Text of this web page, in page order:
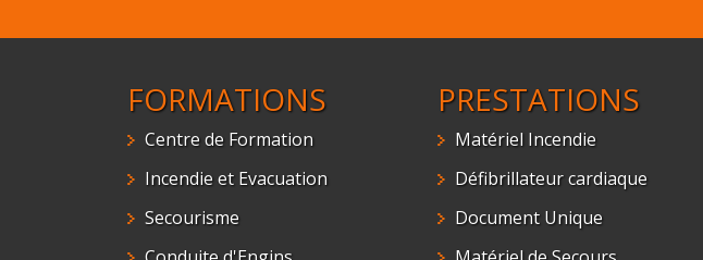
FORMATIONS
Centre de Formation
Incendie et Evacuation
Secourisme
PRESTATIONS
Matériel Incendie
Défibrillateur cardiaque
Document Unique